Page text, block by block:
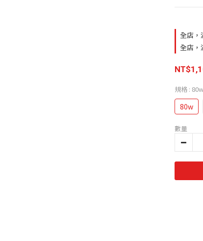
全店，
全店，
規格 : 80w
80w
數量